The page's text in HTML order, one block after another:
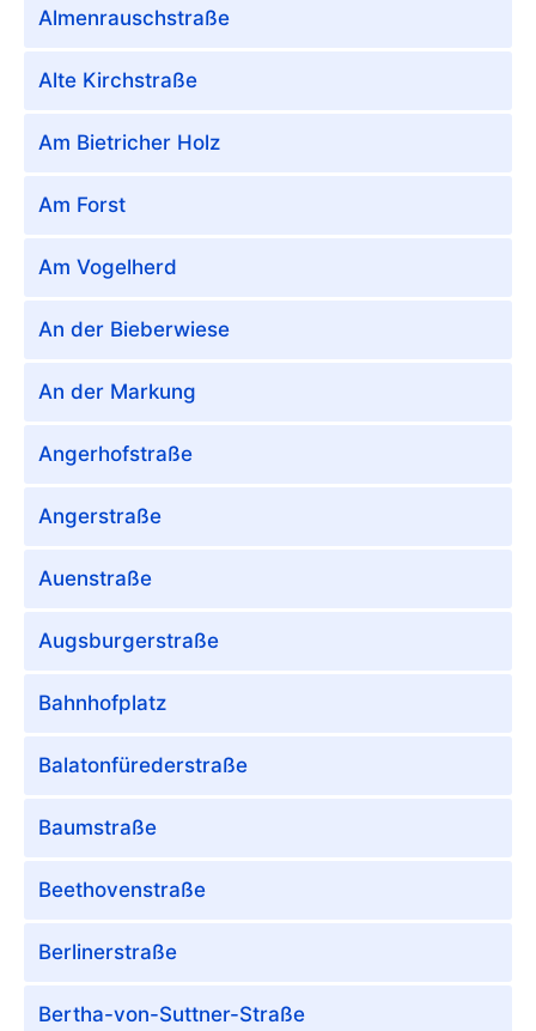
Almenrauschstraße
Alte Kirchstraße
Am Bietricher Holz
Am Forst
Am Vogelherd
An der Bieberwiese
An der Markung
Angerhofstraße
Angerstraße
Auenstraße
Augsburgerstraße
Bahnhofplatz
Balatonfürederstraße
Baumstraße
Beethovenstraße
Berlinerstraße
Bertha-von-Suttner-Straße